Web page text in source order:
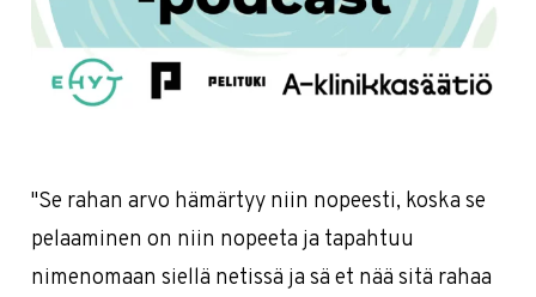
"Se rahan arvo hämärtyy niin nopeesti, koska se
pelaaminen on niin nopeeta ja tapahtuu
nimenomaan siellä netissä ja sä et nää sitä rahaa